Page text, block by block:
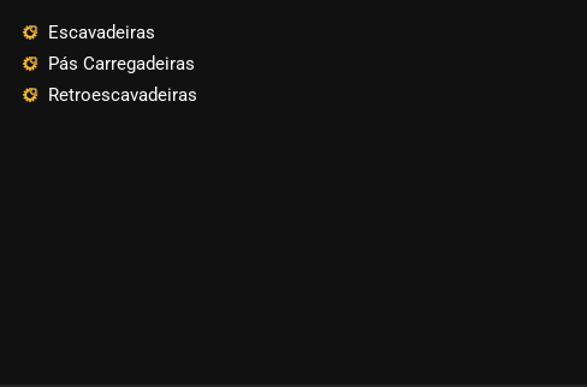
Escavadeiras
Pás Carregadeiras
Retroescavadeiras